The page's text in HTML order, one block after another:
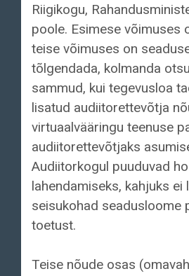
Riigikogu,
poole. Esimese võimuses
teise võimuses on
tõlgendada, kolmanda
sammud, kui tegevusloa
lisatud audiitorettevõtja
virtuaalvääringu teenuse
audiitorettevõtjaks
Audiitorkogul puuduvad
lahendamiseks, kahjuks ei
seisukohad seadusloome
toetust.
Teise nõude osas